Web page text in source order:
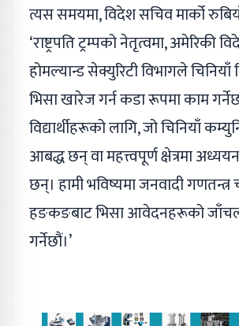
त्यस समयमा, विदेश सचिव मार्को
‘राष्ट्रपति ट्रम्पको नेतृत्वमा, अमेरिकी
होमल्यान्ड सेक्युरिटी विभागले चिनियाँ
भिसा खारेज गर्न कडा रूपमा काम
विद्यार्थीहरूको लागि, जो चिनियाँ
आबद्ध छन् वा महत्त्वपूर्ण क्षेत्रमा
छन्। हामी भविष्यमा जनवादी गणतन्त्र
हङकङबाट भिसा आवेदनहरूको
गर्नेछौं।’